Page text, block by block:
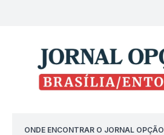
ONDE ENCONTRAR O JORNAL OPÇÃO